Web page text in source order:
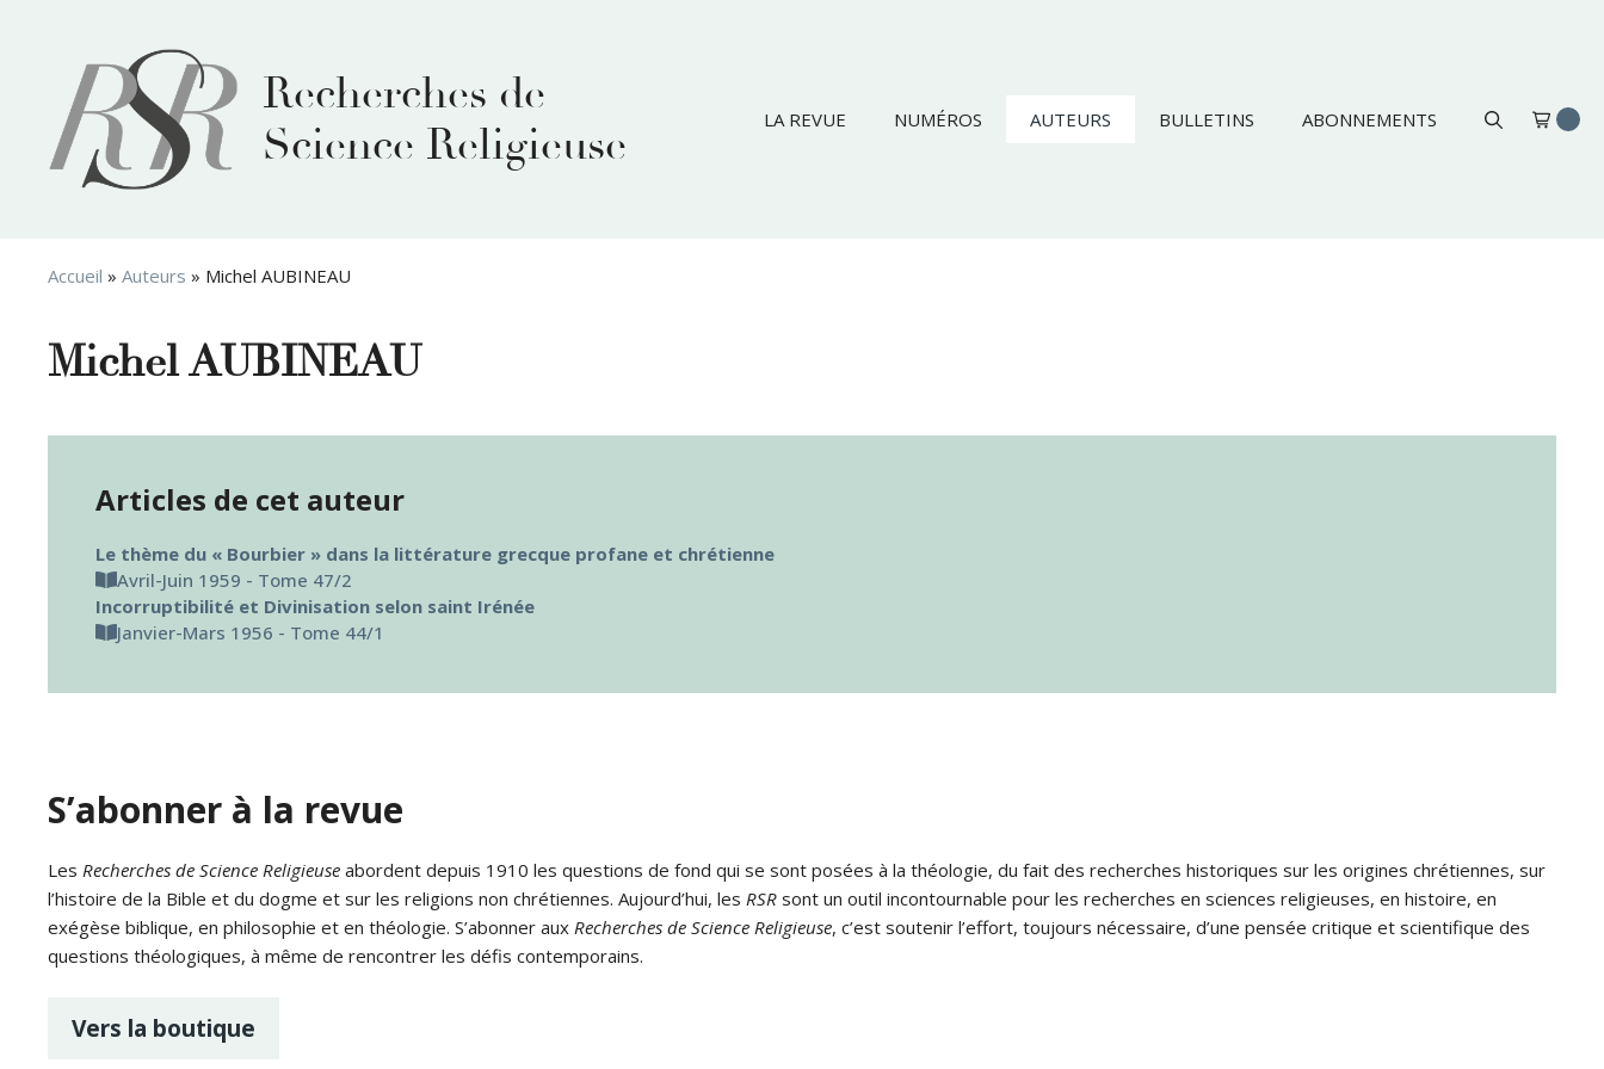
Recherches de
Science Religieuse
LA REVUE NUMÉROS AUTEURS BULLETINS ABONNEMENTS
Accueil » Auteurs » Michel AUBINEAU
Michel AUBINEAU
Articles de cet auteur
Le thème du « Bourbier » dans la littérature grecque profane et chrétienne
Avril-Juin 1959 - Tome 47/2
Incorruptibilité et Divinisation selon saint Irénée
Janvier-Mars 1956 - Tome 44/1
S’abonner à la revue
Les Recherches de Science Religieuse abordent depuis 1910 les questions de fond qui se sont posées à la théologie, du fait des recherches historiques sur les origines chrétiennes, sur
l’histoire de la Bible et du dogme et sur les religions non chrétiennes. Aujourd’hui, les RSR sont un outil incontournable pour les recherches en sciences religieuses, en histoire, en
exégèse biblique, en philosophie et en théologie. S’abonner aux Recherches de Science Religieuse, c’est soutenir l’effort, toujours nécessaire, d’une pensée critique et scientifique des
questions théologiques, à même de rencontrer les défis contemporains.
Vers la boutique